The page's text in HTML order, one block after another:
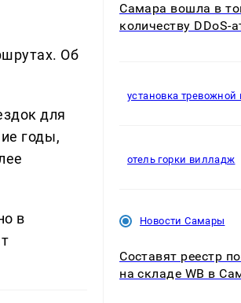
Об
для
годы,
в
Самара вошла в
количеству DDoS-
установка
отель горки вилладж
Новости Самары
Составят реестр
на складе WB в